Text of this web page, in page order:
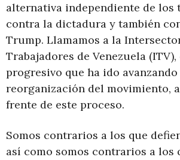
alternativa independiente de los
contra la dictadura y también
Trump. Llamamos a la
Trabajadores de Venezuela
progresivo que ha ido
reorganización del movimiento,
frente de este proceso.
Somos contrarios a los que
así como somos contrarios a los